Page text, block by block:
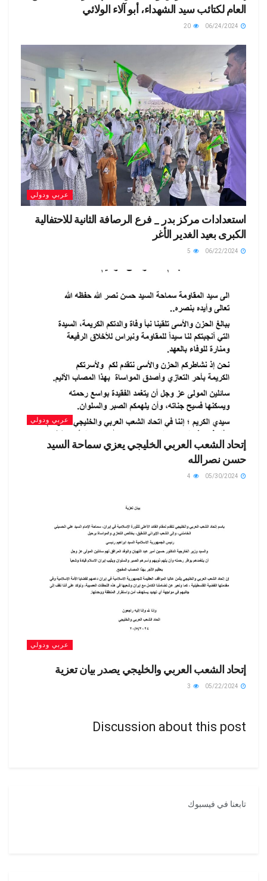
العام لكتائب سيد الشهداء، أبو آلاء الولائي
عربي ودولي
استعدادات مركز بدر _ فرع الرصافة الثانية للاحتفالية
الكبرى بعيد الغدير الأغر
عربي ودولي
إتحاد الشعب العربي الخليجي يعزي سماحة السيد
حسن نصرالله
عربي ودولي
إتحاد الشعب العربي والخليجي يصدر بيان تعزية
Discussion about this post
تابعنا في فيسبوك